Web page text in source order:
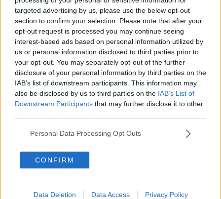
targeted advertising by us, please use the below opt-out
section to confirm your selection. Please note that after your
opt-out request is processed you may continue seeing
interest-based ads based on personal information utilized by
us or personal information disclosed to third parties prior to
your opt-out. You may separately opt-out of the further
disclosure of your personal information by third parties on the
IAB’s list of downstream participants. This information may
also be disclosed by us to third parties on the IAB’s List of
Downstream Participants that may further disclose it to other
Personal Data Processing Opt Outs
CONFIRM
Data Deletion Data Access Privacy Policy
möss kan ha vissa problem. Det har något med hur
musmattans materiel sprider ljuset från musen.
F.ö är en ICemat knappast att jämföra med en sladdrig
musmatta för 20:-. Så är förpackningen bara i oskadat skick
så tycker jag allt att Webhallen borde tagit tillbaks den. Hade
du däremot slitit sönder förpackningen så håller jag nog med
Webhallen. Sekunda varor är svårsålt
Men om hans mus e så kass att den inte funkar med 2 olika
Är lite efterblivet att sitta och skriva "bojkotta webhallen"
Du kanske borde ha lite större koll på dina inköp istället?
2005-06-28, 13:21